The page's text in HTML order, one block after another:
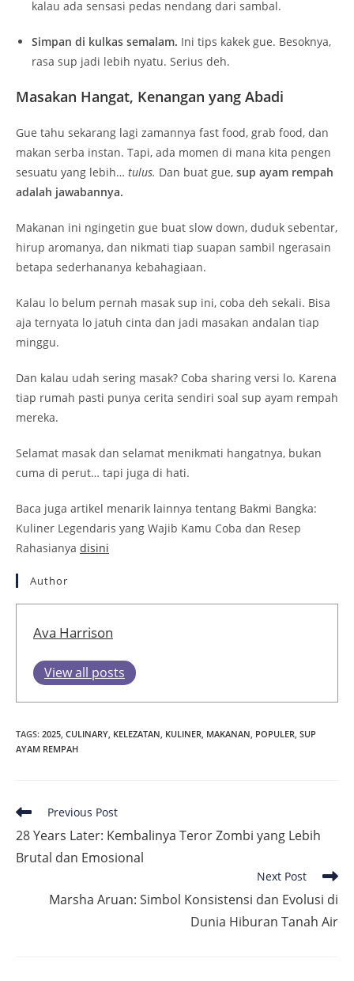
kalau ada sensasi pedas nendang dari sambal.
Simpan di kulkas semalam. Ini tips kakek gue. Besoknya,
rasa sup jadi lebih nyatu. Serius deh.
Masakan Hangat, Kenangan yang Abadi
Gue tahu sekarang lagi zamannya fast food, grab food, dan
makan serba instan. Tapi, ada momen di mana kita pengen
sesuatu yang lebih… tulus. Dan buat gue, sup ayam rempah
adalah jawabannya.
Makanan ini ngingetin gue buat slow down, duduk sebentar,
hirup aromanya, dan nikmati tiap suapan sambil ngerasain
betapa sederhananya kebahagiaan.
Kalau lo belum pernah masak sup ini, coba deh sekali. Bisa
aja ternyata lo jatuh cinta dan jadi masakan andalan tiap
minggu.
Dan kalau udah sering masak? Coba sharing versi lo. Karena
tiap rumah pasti punya cerita sendiri soal sup ayam rempah
mereka.
Selamat masak dan selamat menikmati hangatnya, bukan
cuma di perut… tapi juga di hati.
Baca juga artikel menarik lainnya tentang Bakmi Bangka:
Kuliner Legendaris yang Wajib Kamu Coba dan Resep
Rahasianya disini
Author
Ava Harrison
View all posts
TAGS: 2025, CULINARY, KELEZATAN, KULINER, MAKANAN, POPULER, SUP
AYAM REMPAH
Read
articles
Previous Post
28 Years Later: Kembalinya Teror Zombi yang Lebih
Brutal dan Emosional
Next Post
Marsha Aruan: Simbol Konsistensi dan Evolusi di
Dunia Hiburan Tanah Air